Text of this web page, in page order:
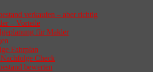
Makler oder Inhaber
möchte, aber keinen
findet, droht nicht
verkaufen – aber richtig
– Vorteile
für Makler
Fahrplan
Check
bewerten